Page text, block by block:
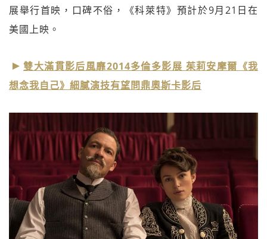
展舉行首映，口碑不俗，《科萊特》預計於9月21日在
美國上映。
雙大滿貫影后風靡2014多倫多影展 茱莉安摩爾《我
想念我自己》細膩演技有望問鼎奧斯卡影后